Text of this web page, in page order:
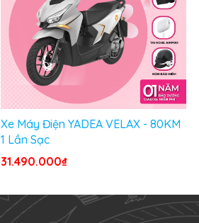
Xe Máy Điện YADEA VELAX - 80KM
1 Lần Sạc
31.490.000₫